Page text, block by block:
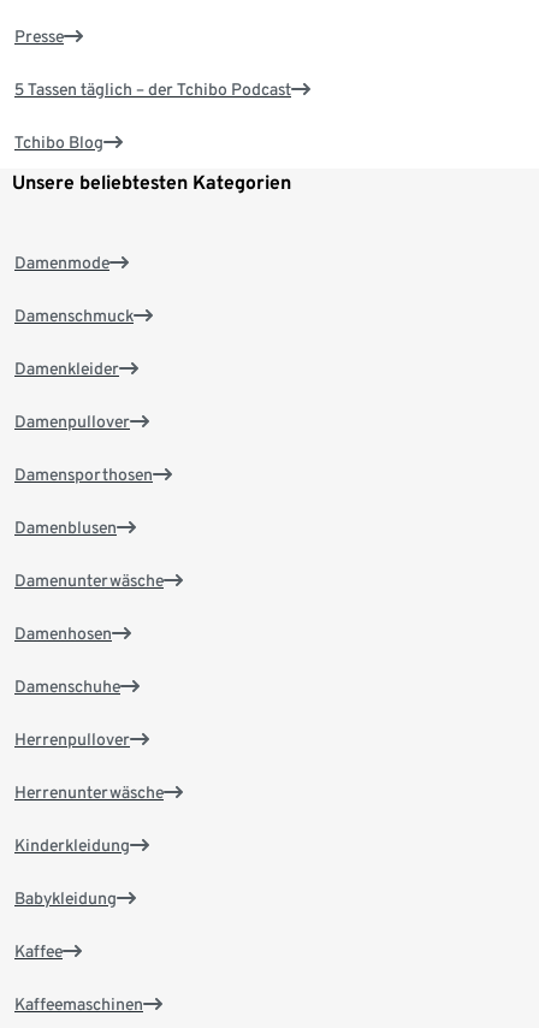
Presse
5 Tassen täglich – der Tchibo Podcast
Tchibo Blog
Unsere beliebtesten Kategorien
Damenmode
Damenschmuck
Damenkleider
Damenpullover
Damensporthosen
Damenblusen
Damenunterwäsche
Damenhosen
Damenschuhe
Herrenpullover
Herrenunterwäsche
Kinderkleidung
Babykleidung
Kaffee
Kaffeemaschinen